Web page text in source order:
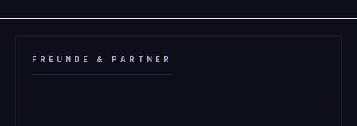
FREUNDE & PARTNER